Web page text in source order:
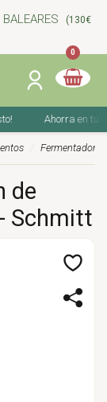
(130€
0
Ahorra en tu
de
Schmitt